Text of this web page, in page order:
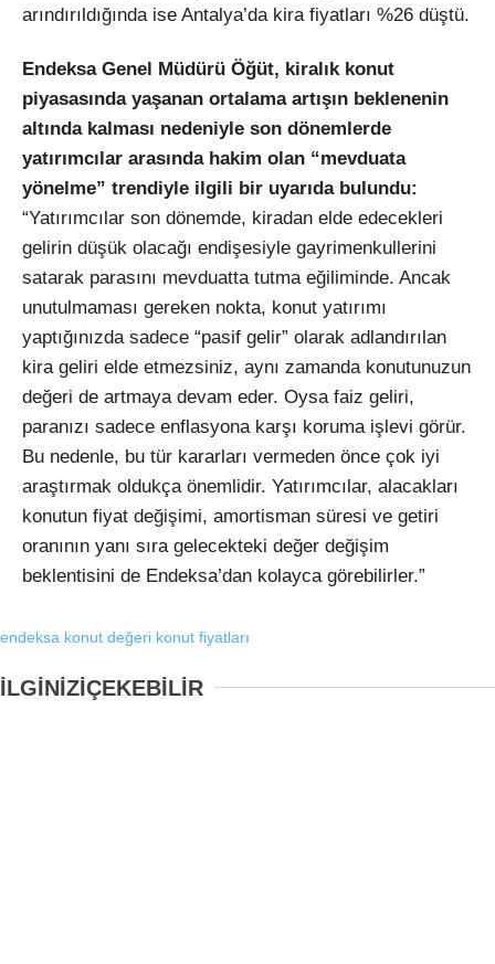
arındırıldığında ise Antalya’da kira fiyatları %26 düştü.
Endeksa Genel Müdürü Öğüt, kiralık konut
piyasasında yaşanan ortalama artışın beklenenin
altında kalması nedeniyle son dönemlerde
yatırımcılar arasında hakim olan “mevduata
yönelme” trendiyle ilgili bir uyarıda bulundu:
“Yatırımcılar son dönemde, kiradan elde edecekleri
gelirin düşük olacağı endişesiyle gayrimenkullerini
satarak parasını mevduatta tutma eğiliminde. Ancak
unutulmaması gereken nokta, konut yatırımı
yaptığınızda sadece “pasif gelir” olarak adlandırılan
kira geliri elde etmezsiniz, aynı zamanda konutunuzun
değeri de artmaya devam eder. Oysa faiz geliri,
paranızı sadece enflasyona karşı koruma işlevi görür.
Bu nedenle, bu tür kararları vermeden önce çok iyi
araştırmak oldukça önemlidir. Yatırımcılar, alacakları
konutun fiyat değişimi, amortisman süresi ve getiri
oranının yanı sıra gelecekteki değer değişim
beklentisini de Endeksa’dan kolayca görebilirler.”
endeksa konut değeri konut fiyatları
İLGİNİZİÇEKEBİLİR